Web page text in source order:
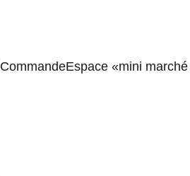
CommandeEspace «mini marché